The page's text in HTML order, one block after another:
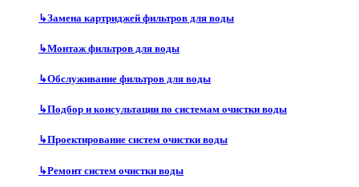
↳Замена картриджей фильтров для воды
↳Монтаж фильтров для воды
↳Обслуживание фильтров для воды
↳Подбор и консультации по системам очистки воды
↳Проектирование систем очистки воды
↳Ремонт систем очистки воды